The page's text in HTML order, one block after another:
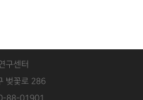
구센터
벚꽃로 286